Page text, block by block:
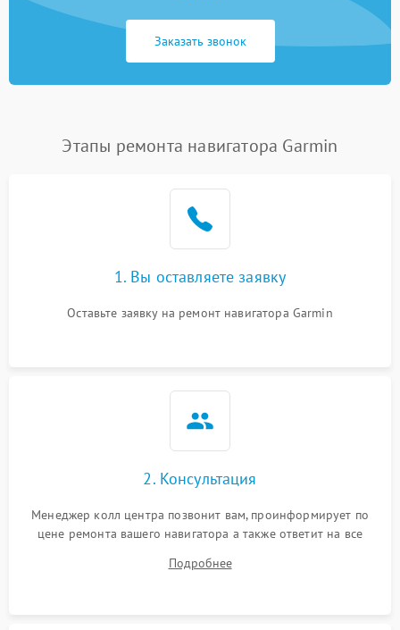
Заказать звонок
Этапы ремонта навигатора Garmin
1. Вы оставляете заявку
Оставьте заявку на ремонт навигатора Garmin
2. Консультация
Менеджер колл центра позвонит вам, проинформирует по
цене ремонта вашего навигатора а также ответит на все
Подробнее